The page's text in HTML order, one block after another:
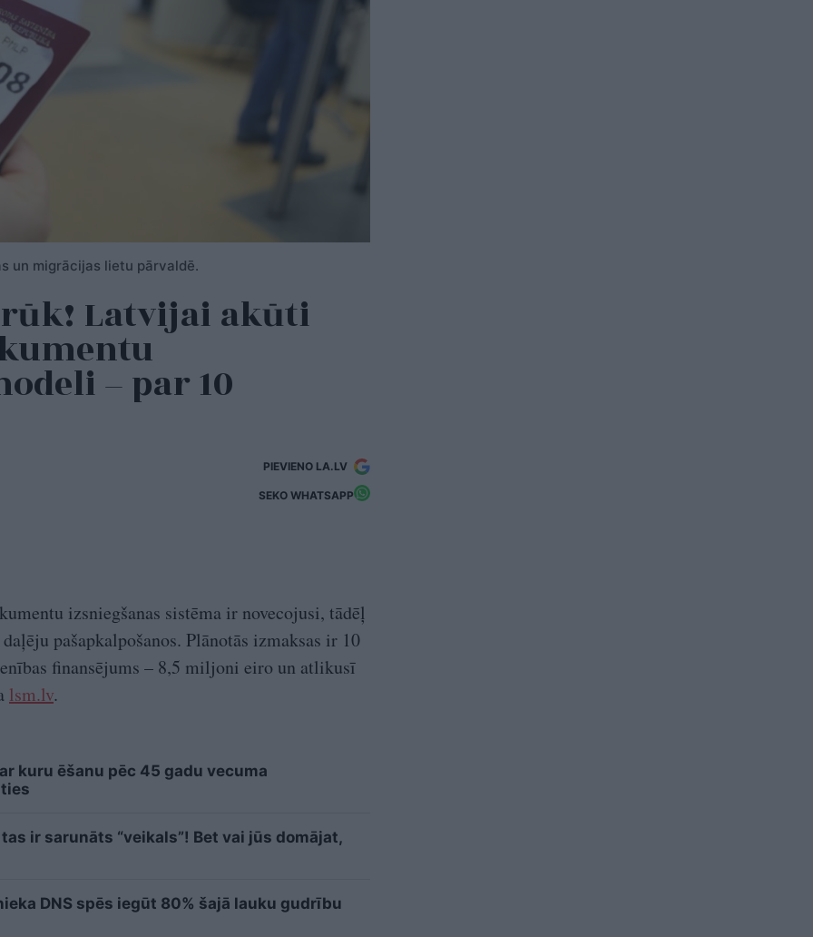
un migrācijas lietu pārvaldē.
Latvijai akūti
– par 10
PIEVIENO LA.LV
SEKO WHATSAPP
izsniegšanas sistēma ir novecojusi, tādēļ
pašapkalpošanos. Plānotās izmaksas ir 10
finansējums – 8,5 miljoni eiro un atlikusī
lsm.lv.
kuru ēšanu pēc 45 gadu vecuma
ir sarunāts “veikals”! Bet vai jūs domājat,
DNS spēs iegūt 80% šajā lauku gudrību